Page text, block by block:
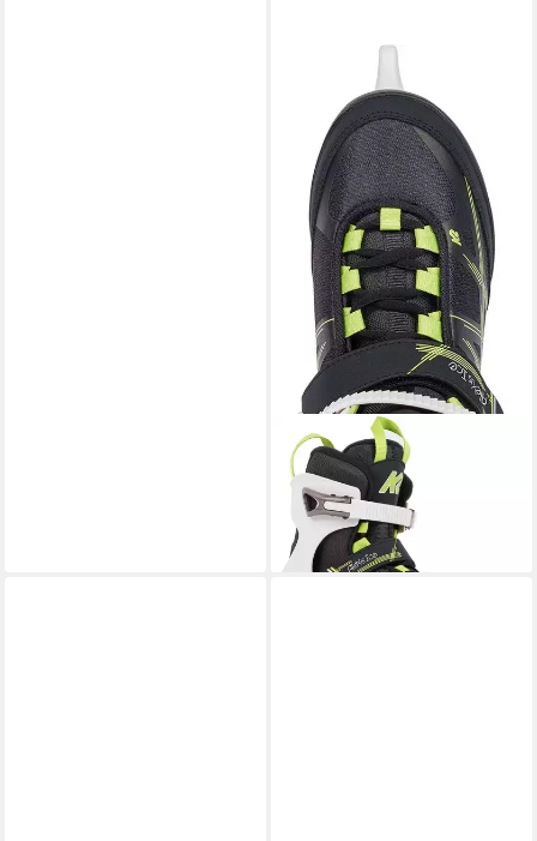
K2
Schlittschuhe ALEXIS ICE
gray_green Black
ab 120,00 €
lieferbar - in 3-4 Werktagen bei dir